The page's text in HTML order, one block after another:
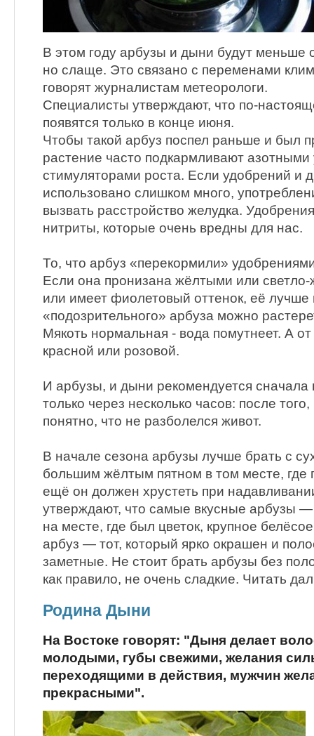
В этом году арбузы и дыни будут меньше
но слаще. Это связано с переменами
говорят журналистам метеорологи.
Специалисты утверждают, что по-
появятся только в конце июня.
Чтобы такой арбуз поспел раньше и был
растение часто подкармливают
стимуляторами роста. Если удобрений и
использовано слишком много,
вызвать расстройство желудка.
нитриты, которые очень вредны для нас.
То, что арбуз «перекормили»
Если она пронизана жёлтыми или
или имеет фиолетовый оттенок, её лучше
«подозрительного» арбуза можно
Мякоть нормальная - вода помутнеет. А
красной или розовой.
И арбузы, и дыни рекомендуется сначала
только через несколько часов: после того,
понятно, что не разболелся живот.
В начале сезона арбузы лучше брать с
большим жёлтым пятном в том месте, где
ещё он должен хрустеть при
утверждают, что самые вкусные арбузы —
на месте, где был цветок, крупное
арбуз — тот, который ярко окрашен и
заметные. Не стоит брать арбузы без
как правило, не очень сладкие. Читать
Родина Дыни
На Востоке говорят: "Дыня делает
молодыми, губы свежими, желания
переходящими в действия, мужчин
прекрасными".